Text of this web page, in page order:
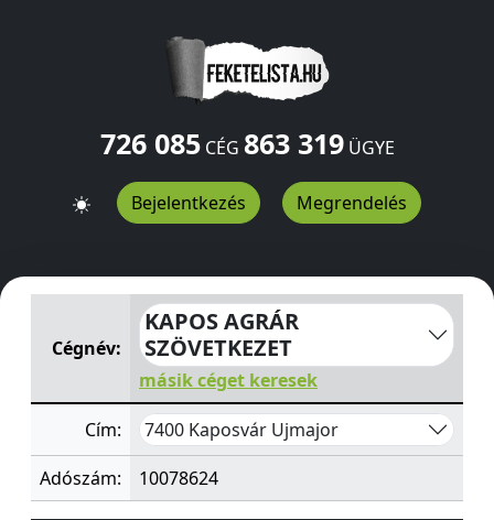
726 085CÉG 863 319ÜGYE
Bejelentkezés Megrendelés
KAPOS AGRÁR SZÖVETKEZETUjmajorKaposvár7400
Cégnév:
KAPOS AGRÁR
SZÖVETKEZET
másik céget keresek
Cím: 7400 Kaposvár Ujmajor
Adószám: 10078624